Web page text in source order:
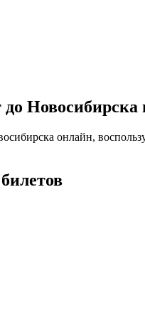
до
онлайн,